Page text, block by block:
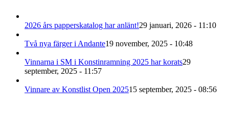
2026 års papperskatalog har anlänt!29 januari, 2026 - 11:10
Två nya färger i Andante19 november, 2025 - 10:48
Vinnarna i SM i Konstinramning 2025 har korats29
september, 2025 - 11:57
Vinnare av Konstlist Open 202515 september, 2025 - 08:56